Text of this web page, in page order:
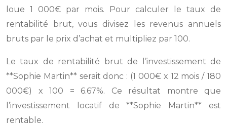
loue 1 000€ par mois. Pour calculer le taux de
rentabilité brut, vous divisez les revenus annuels
bruts par le prix d’achat et multipliez par 100.
Le taux de rentabilité brut de l’investissement de
**Sophie Martin** serait donc : (1 000€ x 12 mois / 180
000€) x 100 = 6.67%. Ce résultat montre que
l’investissement locatif de **Sophie Martin** est
rentable.